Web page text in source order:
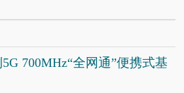
700MHz“全网通”便携式基